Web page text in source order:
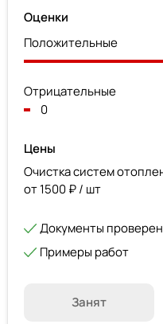
Оценки
Положительные
Отрицательные
0
Цены
Очистка систем
от 1500 ₽ / шт
Документы
Примеры работ
Занят